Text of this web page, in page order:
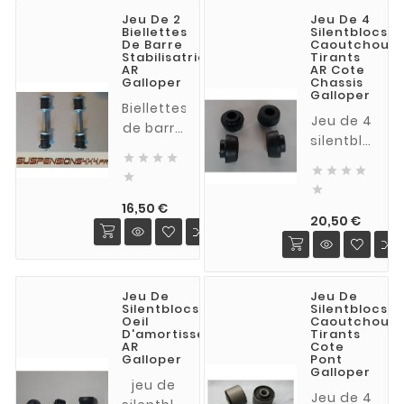
pour
GALLOPER
LONG
1998-
2002
et pour
GALLOPER
tous
modèles
bielettes)
Jeu De 2
Biellettes
De Barre
Stabilisatrice
AR
Galloper
Biellettes
de barre
AR lg 155
complète
avec
silentblocs,
entretoise
pour
Galloper
3 et 5
portes
   

16,50 €Prix
Jeu De 4
Silentblocs
Caoutchouc
Tirants
AR Cote
Chassis
Galloper
Jeu de 4
silentblocs
tirants
AR cote
chassis.
supprime
cognements
sur
mauvaise
route.
   

20,50 €Prix
Jeu De
Silentblocs
Oeil
D'amortisseur
AR
Galloper
jeu de
Jeu De
Silentblocs
Caoutchouc
Tirants
Cote
Pont
Galloper
Jeu de 4